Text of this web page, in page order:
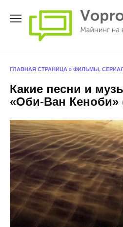
ГЛАВНАЯ СТРАНИЦА » ФИЛЬМЫ,
Какие песни и
«Оби-Ван Кеноби»